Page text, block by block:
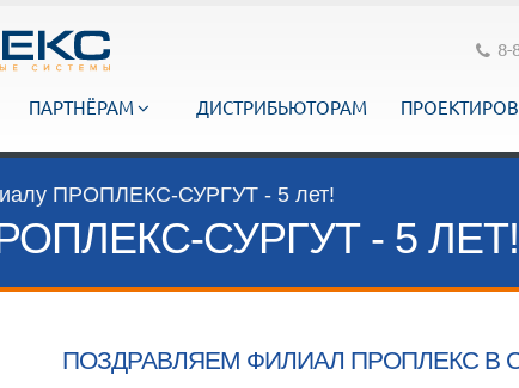
8-
ПАРТНЁРАМ ДИСТРИБЬЮТОРАМ
ПРОПЛЕКС-СУРГУТ - 5 лет!
СУРГУТ - 5 ЛЕТ!
ПОЗДРАВЛЯЕМ ФИЛИАЛ ПРОПЛЕКС В